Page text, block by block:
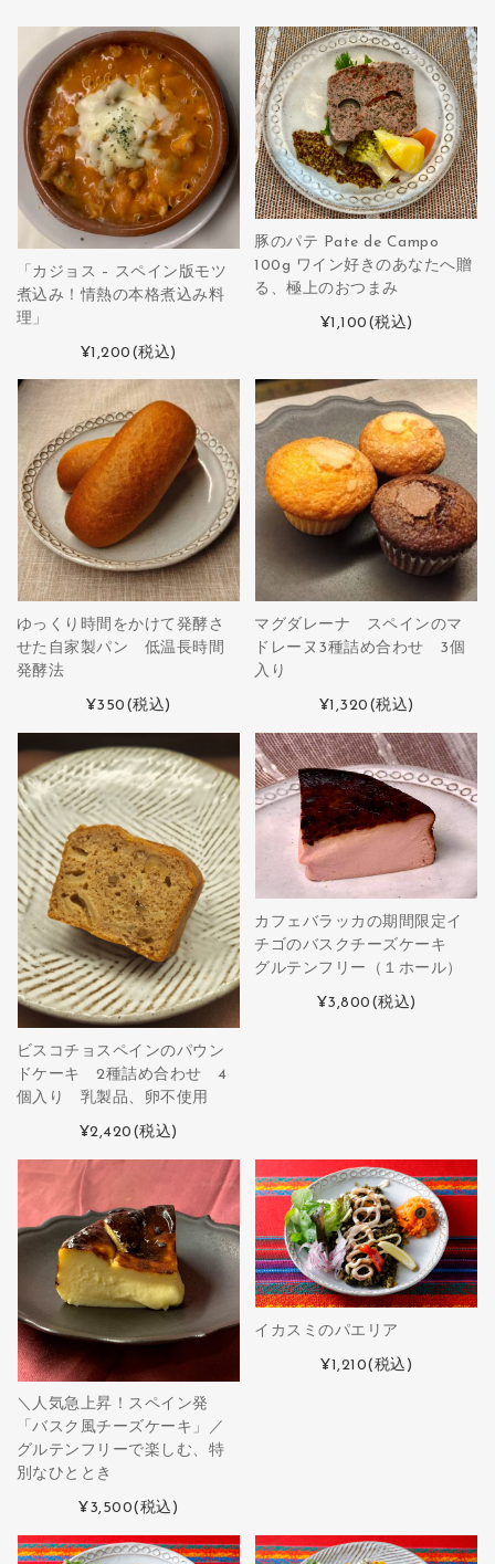
「カジョス – スペイン版モツ
煮込み！情熱の本格煮込み料
理」
¥1,200 (税込)
豚のパテ Pate de Campo
100g ワイン好きのあなたへ贈
る、極上のおつまみ
¥1,100 (税込)
ゆっくり時間をかけて発酵さ
せた自家製パン 低温長時間
発酵法
¥350 (税込)
マグダレーナ スペインのマ
ドレーヌ3種詰め合わせ 3個
入り
¥1,320 (税込)
ビスコチョスペインのパウン
ドケーキ 2種詰め合わせ 4
個入り 乳製品、卵不使用
¥2,420 (税込)
カフェバラッカの期間限定イ
チゴのバスクチーズケーキ
グルテンフリー（１ホール）
¥3,800 (税込)
＼人気急上昇！スペイン発
「バスク風チーズケーキ」／
グルテンフリーで楽しむ、特
別なひととき
¥3,500(税込)
イカスミのパエリア
¥1,210(税込)